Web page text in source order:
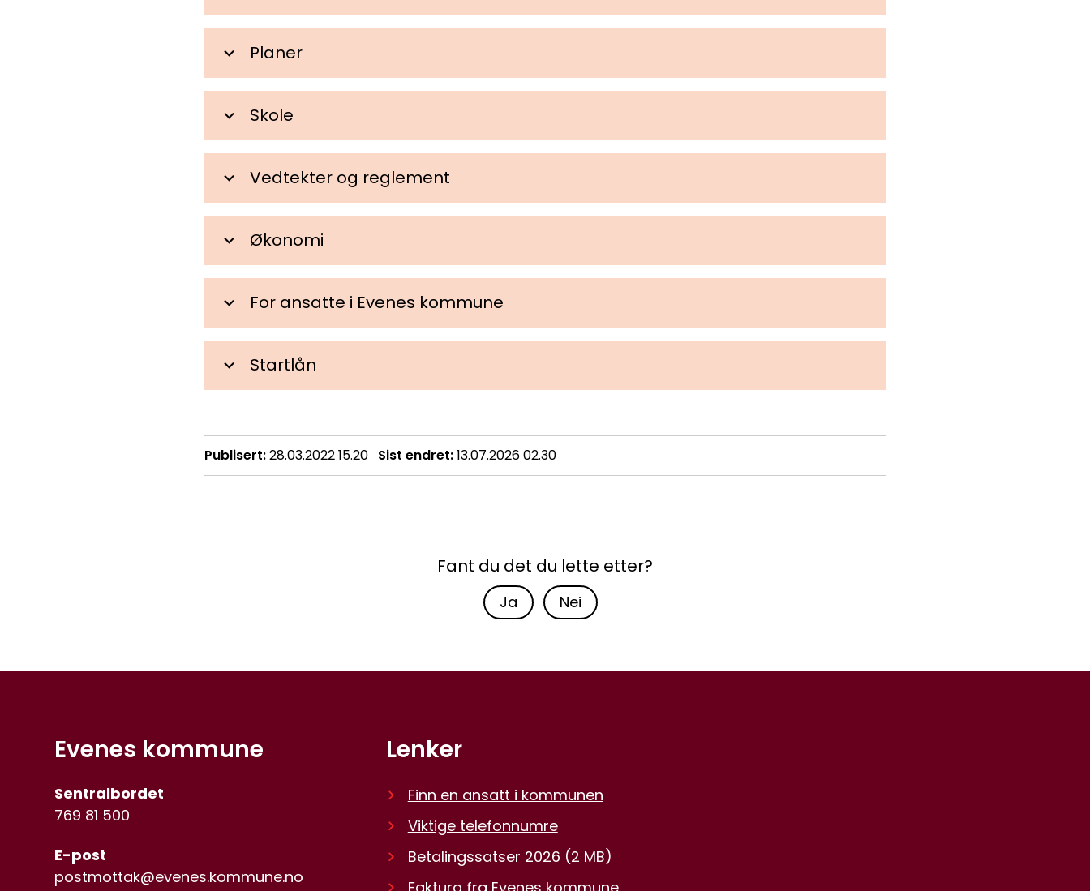
Planer
Skole
Vedtekter og reglement
Økonomi
For ansatte i Evenes kommune
Startlån
Publisert 28.03.2022 15.20 Sist endret 13.07.2026 02.30
Fant du det du lette etter?
Ja Nei
Evenes kommune
Sentralbordet
769 81 500
E-post
postmottak@evenes.kommune.no
Lenker
Finn en ansatt i kommunen
Viktige telefonnumre
Betalingssatser 2026 (2 MB)